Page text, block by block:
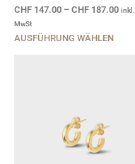
CHF 147.00 – CHF 187.00 inkl.
MwSt
AUSFÜHRUNG WÄHLEN